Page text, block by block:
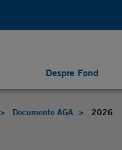
Despre Fond
Documente AGA 2026